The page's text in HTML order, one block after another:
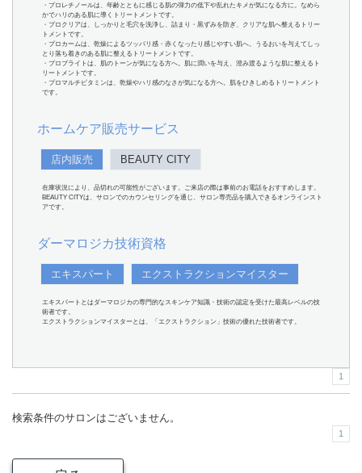
・プロレチノールは、年齢とともに感じる肌の弾力の低下や乱れたキメが気になる方に。なめら
かでハリのある肌に導くトリートメントです。
・プロクリアは、しっかりと毛穴を洗浄し、詰まり・黒ずみを防ぎ、クリアな肌へ整えるトリー
トメントです。
・プロカームは、乾燥によるツッパリ感・赤くなったり感じやすい肌へ。うるおいを与えてしっ
とり落ち着きのある肌に整えるトリートメントです。
・プロブライトは、肌のトーンが気になる方へ。肌に潤いを与え、澄み渡るような肌に整えるト
リートメントです。
・プロマルチビタミンは、乾燥やハリ感のなさが気になる方へ。肌をひきしめるトリートメント
です。
ホームケア販売サービス
店内販売 BEAUTY CITY
在庫状況により、品切れの可能性がございます。ご来店の際は事前のお電話をおすすめします。
BEAUTY CITYは、サロンでのカウンセリングを通じ、サロン専売品を購入できるオンラインスト
アです。
ダーマロジカ技術資格
エキスパート エクストラクションマイスター
エキスパートとはダーマロジカの専門的なスキンケア知識・技術の認定を受けた最高レベルの技
術者です。
エクストラクションマイスターとは、「エクストラクション」技術の優れた技術者です。
1
検索条件のサロンはございません。
1